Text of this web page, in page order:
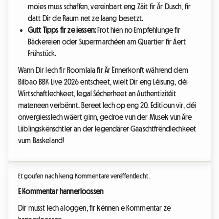
moies muss schaffen, vereinbart eng Zäit fir Är Dusch, fir
datt Dir de Raum net ze laang besetzt.
Gutt Tipps fir ze iessen:Frot hien no Empfehlunge fir
Bäckereien oder Supermarchéen am Quartier fir Äert
Frühstück.
Wann Dir Iech fir Roomlala fir Är Ënnerkonft während dem
Bilbao BBK Live 2026 entscheet, wielt Dir eng Léisung, déi
Wirtschaftlechkeet, legal Sécherheet an Authentizitéit
mateneen verbënnt. Bereet Iech op eng 20. Editioun vir, déi
onvergiesslech wäert ginn, gedroe vun der Musek vun Äre
Liiblingskënschtler an der legendärer Gaaschtfrëndlechkeet
vum Baskeland!
Et goufen nach keng Kommentare verëffentlecht.
E Kommentar hannerloossen
Dir musst Iech aloggen, fir kënnen e Kommentar ze